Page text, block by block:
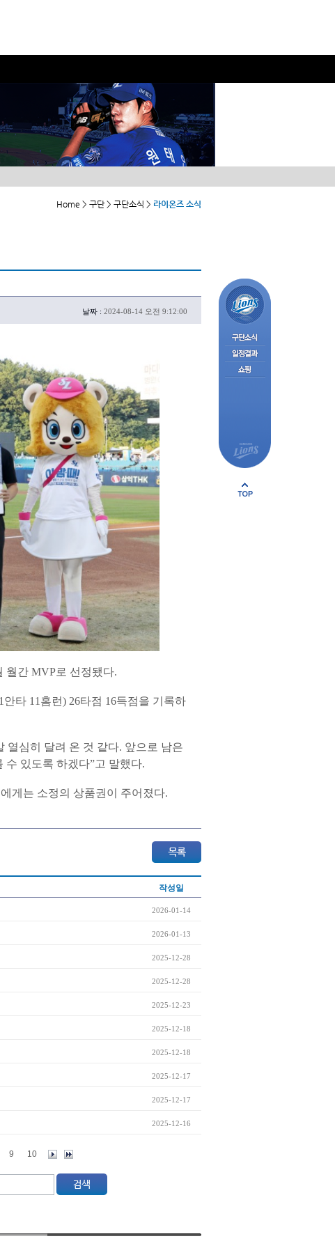
Home > 구단 > 구단소식 > 라이온즈 소식
날짜 : 2024-08-14 오전 9:12:00
월간 MVP로 선정됐다.
타 11홈런) 26타점 16득점을 기록하
열심히 달려 온 것 같다. 앞으로 남은
수 있도록 하겠다”고 말했다.
게는 소정의 상품권이 주어졌다.
작성일
2026-01-14
2026-01-13
2025-12-28
2025-12-28
2025-12-23
2025-12-18
2025-12-18
2025-12-17
2025-12-17
2025-12-16
9 10